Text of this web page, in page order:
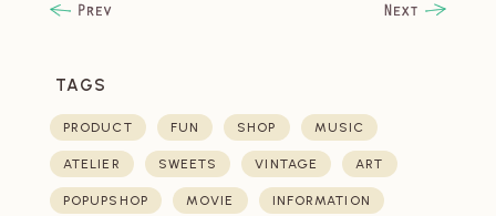
TAGS
PRODUCT FUN SHOP MUSIC
ATELIER SWEETS VINTAGE ART
POPUPSHOP MOVIE INFORMATION